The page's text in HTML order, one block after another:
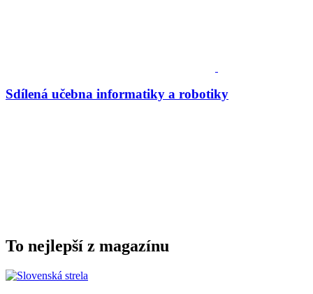
Sdílená učebna informatiky a robotiky
To nejlepší z magazínu